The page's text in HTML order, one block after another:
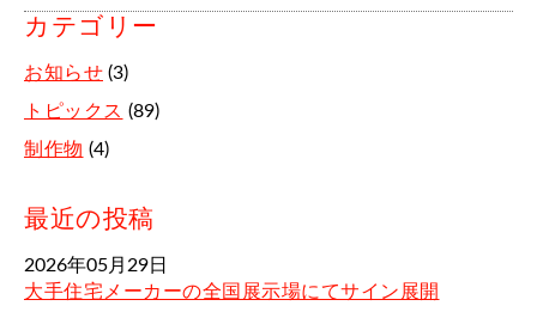
カテゴリー
お知らせ (3)
トピックス (89)
制作物 (4)
最近の投稿
2026年05月29日
大手住宅メーカーの全国展示場にてサイン展開